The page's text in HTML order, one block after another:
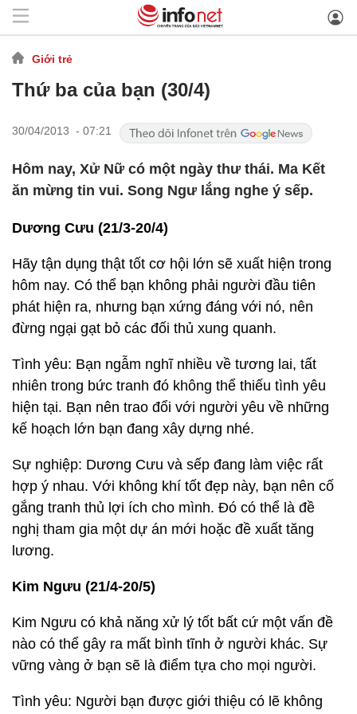
Giới trẻ
Thứ ba của bạn (30/4)
30/04/2013 - 07:21
Hôm nay, Xử Nữ có một ngày thư thái. Ma Kết
ăn mừng tin vui. Song Ngư lắng nghe ý sếp.
Dương Cưu (21/3-20/4)
Hãy tận dụng thật tốt cơ hội lớn sẽ xuất hiện trong
hôm nay. Có thể bạn không phải người đầu tiên
phát hiện ra, nhưng bạn xứng đáng với nó, nên
đừng ngại gạt bỏ các đối thủ xung quanh.
Tình yêu: Bạn ngẫm nghĩ nhiều về tương lai, tất
nhiên trong bức tranh đó không thể thiếu tình yêu
hiện tại. Bạn nên trao đổi với người yêu về những
kế hoạch lớn bạn đang xây dựng nhé.
Sự nghiệp: Dương Cưu và sếp đang làm việc rất
hợp ý nhau. Với không khí tốt đẹp này, bạn nên cố
gắng tranh thủ lợi ích cho mình. Đó có thể là đề
nghị tham gia một dự án mới hoặc đề xuất tăng
lương.
Kim Ngưu (21/4-20/5)
Kim Ngưu có khả năng xử lý tốt bất cứ một vấn đề
nào có thể gây ra mất bình tĩnh ở người khác. Sự
vững vàng ở bạn sẽ là điểm tựa cho mọi người.
Tình yêu: Người bạn được giới thiệu có lẽ không